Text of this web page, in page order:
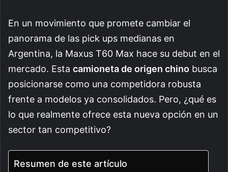
En un movimiento que promete cambiar el
panorama de las pick ups medianas en
Argentina, la Maxus T60 Max hace su debut en el
mercado. Esta camioneta de origen chino busca
posicionarse como una competidora robusta
frente a modelos ya consolidados. Pero, ¿qué es
lo que realmente ofrece esta nueva opción en un
sector tan competitivo?
Resumen de este artículo